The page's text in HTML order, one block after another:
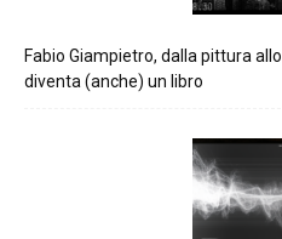
Fabio Giampietro, dalla pittura
diventa (anche) un libro